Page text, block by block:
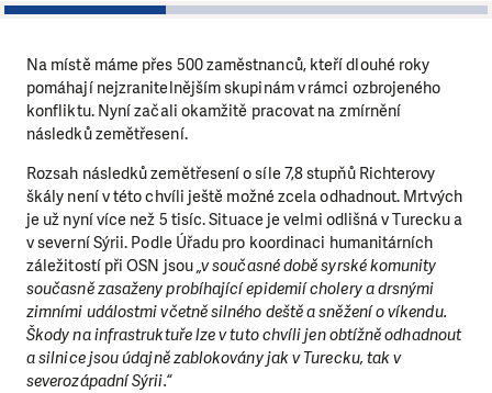
1 2 3
Na místě máme přes 500 zaměstnanců, kteří dlouhé roky
pomáhají nejzranitelnějším skupinám v rámci ozbrojeného
konfliktu. Nyní začali okamžitě pracovat na zmírnění
následků zemětřesení.
Rozsah následků zemětřesení o síle 7,8 stupňů Richterovy
škály není v této chvíli ještě možné zcela odhadnout. Mrtvých
je už nyní více než 5 tisíc. Situace je velmi odlišná v Turecku a
v severní Sýrii. Podle Úřadu pro koordinaci humanitárních
záležitostí při OSN jsou„v současné době syrské komunity
současně zasaženy probíhající epidemií cholery a drsnými
zimními událostmi včetně silného deště a sněžení o víkendu.
Škody na infrastruktuře lze v tuto chvíli jen obtížně odhadnout
a silnice jsou údajně zablokovány jak v Turecku, tak v
severozápadní Sýrii.“